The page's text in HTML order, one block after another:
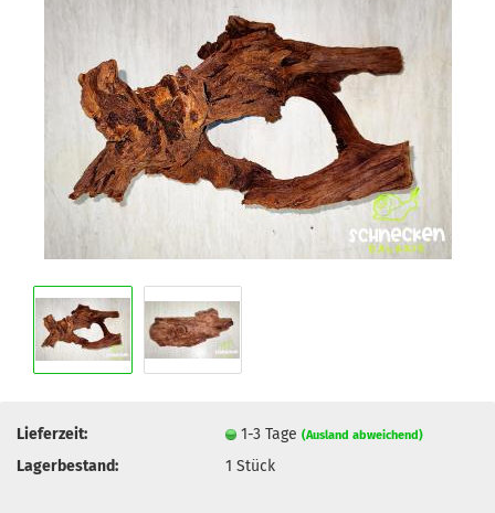
Lieferzeit: 1-3 Tage(Ausland abweichend)
Lagerbestand: 1Stück